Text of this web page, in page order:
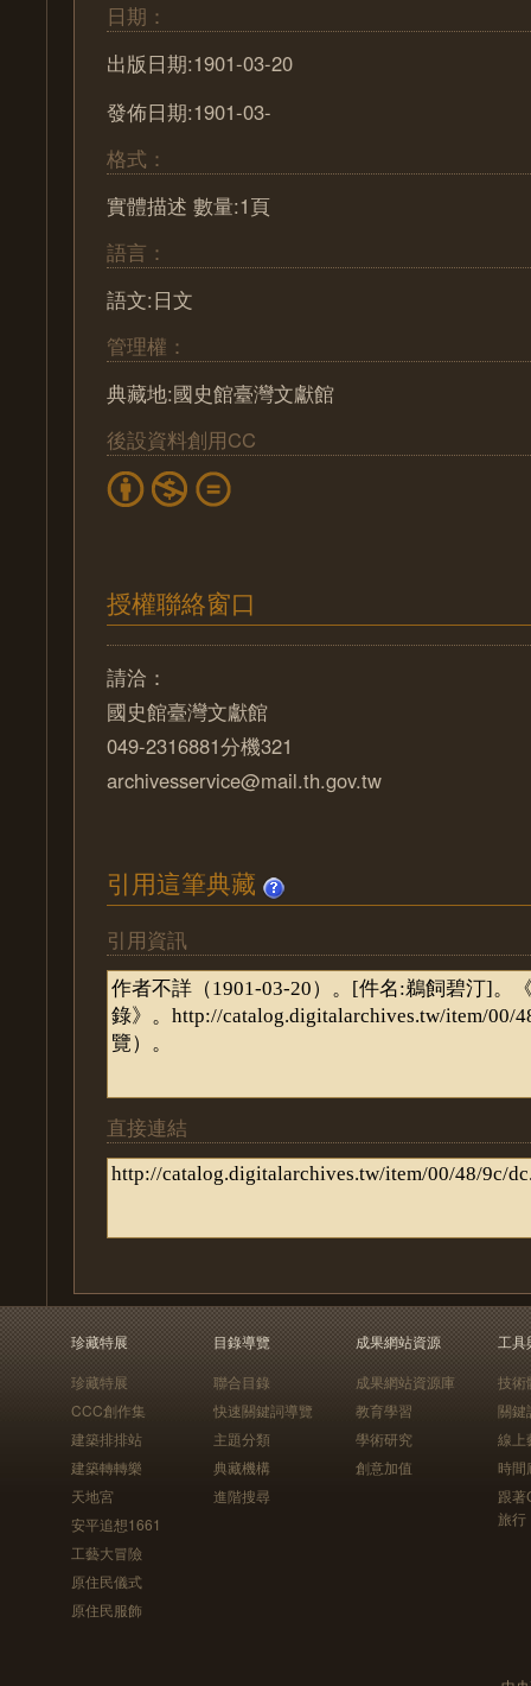
日期：
出版日期:1901-03-20
發佈日期:1901-03-
格式：
實體描述 數量:1頁
語言：
語文:日文
管理權：
典藏地:國史館臺灣文獻館
後設資料創用CC
授權聯絡窗口
請洽：
國史館臺灣文獻館
049-2316881分機321
archivesservice@mail.th.gov.tw
引用這筆典藏
引用資訊
直接連結
珍藏特展
珍藏特展
CCC創作集
建築排排站
建築轉轉樂
天地宮
安平追想1661
工藝大冒險
原住民儀式
原住民服飾
目錄導覽
聯合目錄
快速關鍵詞導覽
主題分類
典藏機構
進階搜尋
成果網站資源
成果網站資源庫
教育學習
學術研究
創意加值
工具
技術
關鍵
線上
時間
跟
旅行